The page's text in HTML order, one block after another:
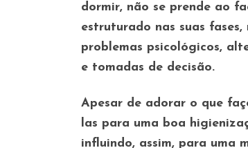
dormir, não se prende ao
estruturado nas suas
problemas psicológicos,
e tomadas de decisão.
Apesar de adorar o que
las para uma boa
influindo, assim, para uma